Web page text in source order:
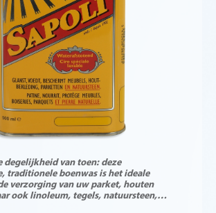
degelijkheid van toen: deze
traditionele boenwas is het ideale
verzorging van uw parket, houten
ook linoleum, tegels, natuursteen,…